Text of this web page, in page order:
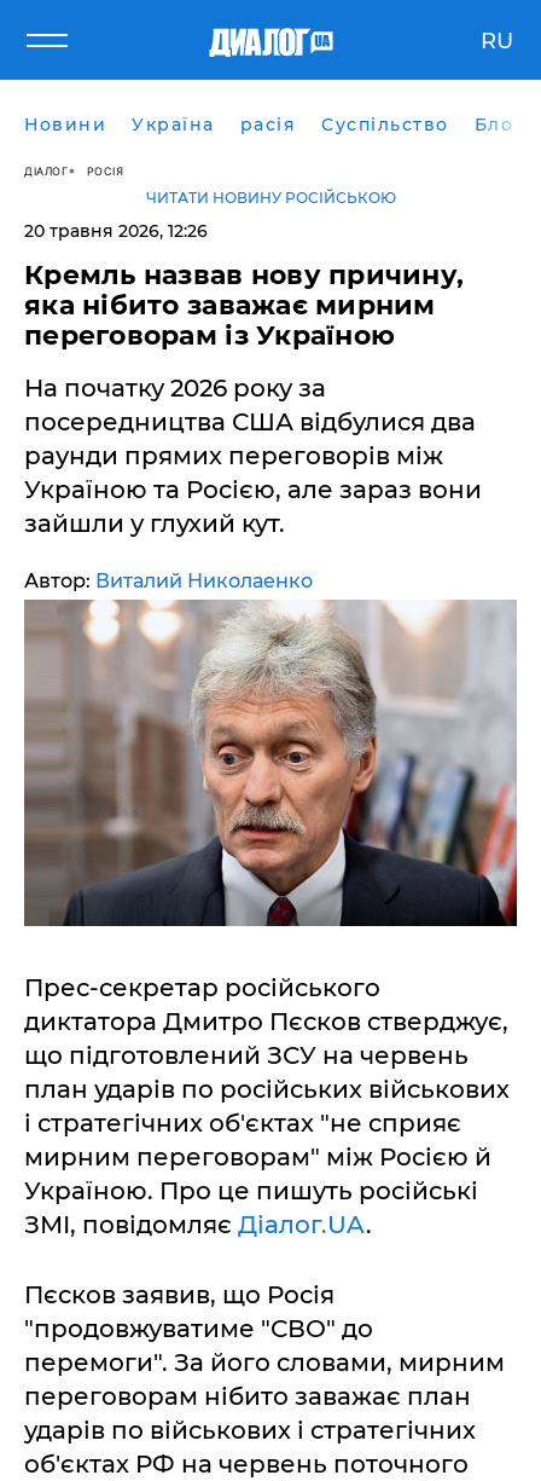
RU
Новини Україна расія Суспільство Блоги
ДІАЛОГ РОСІЯ
ЧИТАТИ НОВИНУ РОСІЙСЬКОЮ
20 травня 2026, 12:26
Кремль назвав нову причину,
яка нібито заважає мирним
переговорам із Україною
На початку 2026 року за
посередництва США відбулися два
раунди прямих переговорів між
Україною та Росією, але зараз вони
зайшли у глухий кут.
Автор: Виталий Николаенко
Прес-секретар російського
диктатора Дмитро Пєсков стверджує,
що підготовлений ЗСУ на червень
план ударів по російських військових
і стратегічних об'єктах "не сприяє
мирним переговорам" між Росією й
Україною. Про це пишуть російські
ЗМІ, повідомляє Діалог.UA.
Пєсков заявив, що Росія
"продовжуватиме "СВО" до
перемоги". За його словами, мирним
переговорам нібито заважає план
ударів по військових і стратегічних
об'єктах РФ на червень поточного